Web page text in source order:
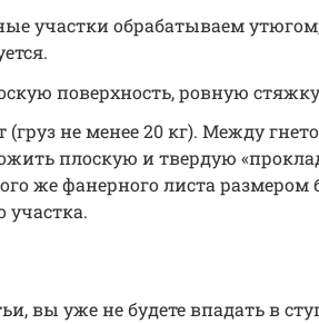
участки обрабатываем
поверхность, ровную
(груз не менее 20 кг). Между
плоскую и твердую
же фанерного листа
участка.
вы уже не будете впадать в